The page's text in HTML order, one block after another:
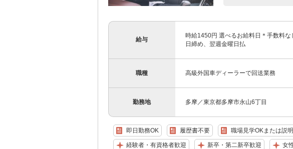
給与
時給1450円 選べるお給料日＊手数料
日締め、翌週金曜日払
職種 高級外国車ディーラーで回送業務
勤務地 多摩／東京都多摩市永山6丁目
即日勤務OK 履歴書不要 職場見学OKまたは説
経験者・有資格者歓迎 新卒・第二新卒歓迎 女